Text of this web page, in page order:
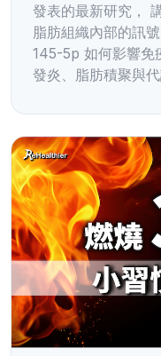
發表的最新研究，
脂肪組織內部的訊
145-5p 如何影響免
發炎、脂肪積聚與